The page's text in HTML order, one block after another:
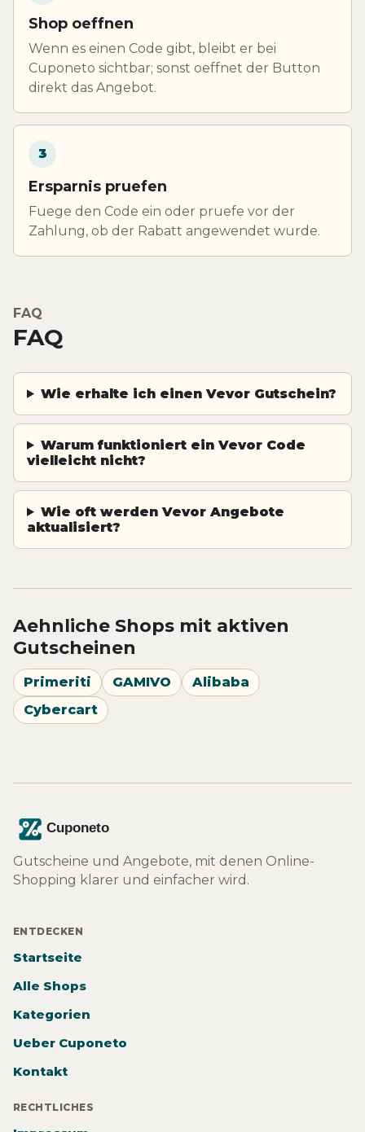
Shop oeffnen
Wenn es einen Code gibt, bleibt er bei
Cuponeto sichtbar; sonst oeffnet der Button
direkt das Angebot.
3
Ersparnis pruefen
Fuege den Code ein oder pruefe vor der
Zahlung, ob der Rabatt angewendet wurde.
FAQ
FAQ
Wie erhalte ich einen Vevor Gutschein?
Warum funktioniert ein Vevor Code
vielleicht nicht?
Wie oft werden Vevor Angebote
aktualisiert?
Aehnliche Shops mit aktiven
Gutscheinen
Primeriti GAMIVO
Alibaba
Cybercart
Gutscheine und Angebote, mit denen Online-
Shopping klarer und einfacher wird.
ENTDECKEN
Startseite
Alle Shops
Kategorien
Ueber Cuponeto
Kontakt
RECHTLICHES